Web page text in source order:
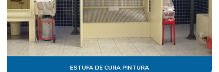
ESTUFA DE CURA PINTURA